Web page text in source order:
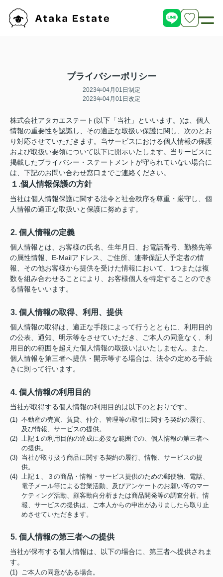
プライバシーポリシー
2023年04月01日制定
2023年04月01日改定
株式会社アタカエステート(以下「当社」といいます。)は、個人
情報の重要性を認識し、その適正な取扱い保護に関し、次のとお
り対応させていただきます。当サービスにおける個人情報の保護
および取扱い要領について以下に開示いたします。当サービスに
掲載したプライバシー・ステートメントが守られていない場合に
は、下記のお問い合わせ窓口までご連絡ください。
１.個人情報保護の方針
当社は個人情報保護に関する法令と社会秩序を尊重・厳守し、個
人情報の適正な取扱いと保護に努めます。
2. 個人情報の定義
個人情報とは、お客様の氏名、生年月日、お電話番号、勤務先等
の属性情報、E-Mailアドレス、ご住所、連帯保証人予定者の情
報、その他お客様から提供を受けた情報において、1つまたは複
数を組み合わせることにより、お客様個人を特定することのでき
る情報をいいます。
3. 個人情報の取得、利用、提供
個人情報の取得は、適正な手段によって行うとともに、利用目的
の公表、通知、明示等をさせていただき、ご本人の同意なく、利
用目的の範囲を超えた個人情報の取扱いはいたしません。また、
個人情報を第三者へ提供・開示等する場合は、法令の定める手続
きに則って行います。
4. 個人情報の利用目的
当社が取得する個人情報の利用目的は以下のとおりです。
(1) 不動産の売買、賃貸、仲介、管理等の取引に関する契約の履行、
及び情報、サービスの提供。
(2) 上記１の利用目的の達成に必要な範囲での、個人情報の第三者へ
の提供。
(3) 当社が取り扱う商品に関する契約の履行、情報、サービスの提
供。
(4) 上記１、３の商品・情報・サービス提供のための郵便物、電話、
電子メール等による営業活動、及びアンケートのお願い等のマー
ケティング活動、顧客動向分析または商品開発等の調査分析。情
報、サービスの提供は、ご本人からの申出がありましたら取り止
めさせていただきます。
5. 個人情報の第三者への提供
当社が保有する個人情報は、以下の場合に、第三者へ提供されま
す。
(1) ご本人の同意がある場合。